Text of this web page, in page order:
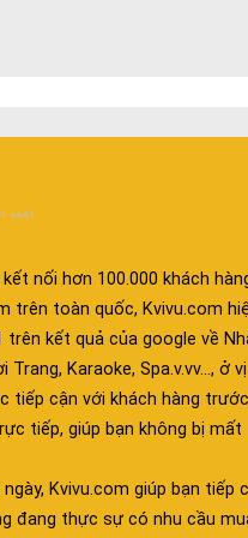
nối hơn 100.000 khách
trên toàn quốc, Kvivu.com
kết quả của google về
Trang, Karaoke, Spa.v.vv..., ở
tiếp cận với khách hàng trước
tiếp, giúp bạn không bị mất
Kvivu.com giúp bạn tiếp
đang thực sự có nhu cầu